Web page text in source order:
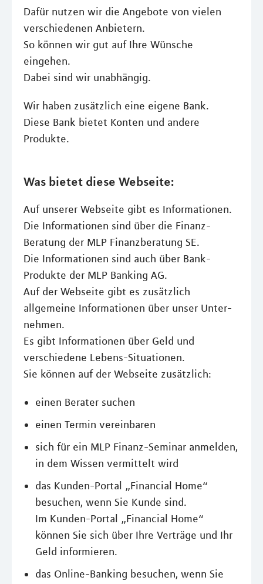
Dafür nutzen wir die Angebote von vielen
verschiedenen Anbietern.
So können wir gut auf Ihre Wünsche
eingehen.
Dabei sind wir unabhängig.
Wir haben zusätzlich eine eigene Bank.
Diese Bank bietet Konten und andere
Produkte.
Was bietet diese Webseite:
Auf unserer Webseite gibt es Informationen.
Die Informationen sind über die Finanz-
Beratung der MLP Finanzberatung SE.
Die Informationen sind auch über Bank-
Produkte der MLP Banking AG.
Auf der Webseite gibt es zusätzlich
allgemeine Informationen über unser Unter-
nehmen.
Es gibt Informationen über Geld und
verschiedene Lebens-Situationen.
Sie können auf der Webseite zusätzlich:
einen Berater suchen
einen Termin vereinbaren
sich für ein MLP Finanz-Seminar anmelden,
in dem Wissen vermittelt wird
das Kunden-Portal „Financial Home“
besuchen, wenn Sie Kunde sind.
Im Kunden-Portal „Financial Home“
können Sie sich über Ihre Verträge und Ihr
Geld informieren.
das Online-Banking besuchen, wenn Sie